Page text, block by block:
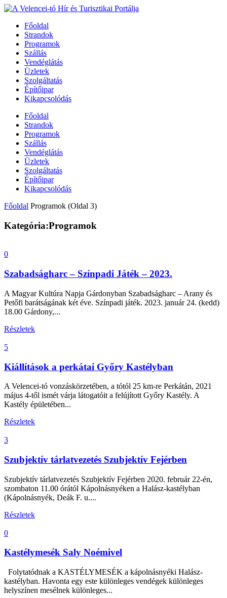
Főoldal
Strandok
Programok
Szállás
Vendéglátás
Üzletek
Szolgáltatás
Építőipar
Kikapcsolódás
Főoldal
Strandok
Programok
Szállás
Vendéglátás
Üzletek
Szolgáltatás
Építőipar
Kikapcsolódás
Főoldal Programok (Oldal 3)
Kategória:Programok
0
Szabadságharc – Színpadi Játék – 2023.
A Magyar Kultúra Napja Gárdonyban Szabadságharc – Arany és
Petőfi barátságának két éve. Színpadi játék. 2023. január 24. (kedd)
18.00 Gárdony,...
Részletek
5
Kiállítások a perkátai Győry Kastélyban
A Velencei-tó vonzáskörzetében, a tótól 25 km-re Perkátán, 2021
május 4-től ismét várja látogatóit a felújított Győry Kastély. A
Kastély épületében...
Részletek
3
Szubjektív tárlatvezetés Szubjektív Fejérben
Szubjektív tárlatvezetés Szubjektív Fejérben 2020. február 22-én,
szombaton 11.00 órától Kápolnásnyéken a Halász-kastélyban
(Kápolnásnyék, Deák F. u....
Részletek
0
Kastélymesék Saly Noémivel
Folytatódnak a KASTÉLYMESÉK a kápolnásnyéki Halász-
kastélyban. Havonta egy este különleges vendégek különleges
helyszínen mesélnek különleges...